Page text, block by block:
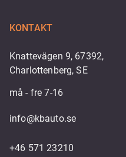
KONTAKT
Knattevägen 9, 67392,
Charlottenberg, SE
må - fre 7-16
info@kbauto.se
+46 571 23210